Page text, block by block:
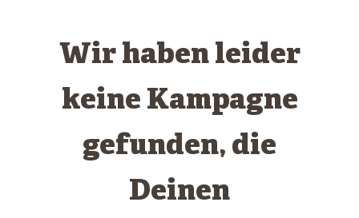
Wir haben leider
keine Kampagne
gefunden, die
Deinen